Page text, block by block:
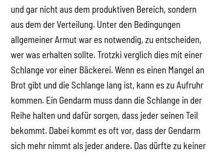
und gar nicht aus dem produktiven Bereich, sondern
aus dem der Verteilung. Unter den Bedingungen
allgemeiner Armut war es notwendig, zu entscheiden,
wer was erhalten sollte. Trotzki verglich dies mit einer
Schlange vor einer Bäckerei. Wenn es einen Mangel an
Brot gibt und die Schlange lang ist, kann es zu Aufruhr
kommen. Ein Gendarm muss dann die Schlange in der
Reihe halten und dafür sorgen, dass jeder seinen Teil
bekommt. Dabei kommt es oft vor, dass der Gendarm
sich mehr nimmt als jeder andere. Das dürfte zu keiner